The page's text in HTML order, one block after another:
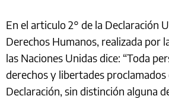
En el articulo 2° de la Declaración
Derechos Humanos, realizada por
las Naciones Unidas dice: “Toda
derechos y libertades proclamados
Declaración, sin distinción alguna